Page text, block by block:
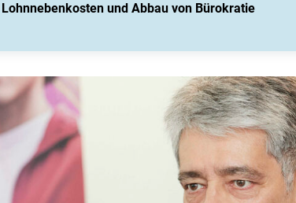
und Abbau von Bürokratie